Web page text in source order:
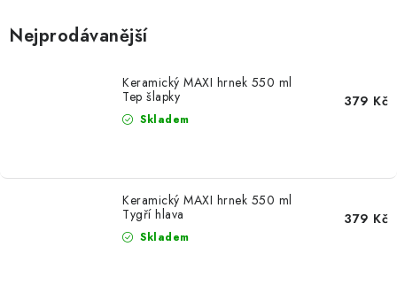
VLASTNÍ MOTIV
OKAMŽITĚ K ODBĚRU
Nejprodávanější
Keramický MAXI hrnek 550 ml
Tep šlapky
Skladem
379 Kč
Keramický MAXI hrnek 550 ml
Tygří hlava
Skladem
379 Kč